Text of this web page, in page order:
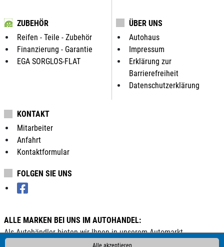
Alle akzeptieren
ZUBEHÖR
Reifen - Teile - Zubehör
Finanzierung - Garantie
EGA SORGLOS-FLAT
ÜBER UNS
Autohaus
Impressum
Erklärung zur
Barrierefreiheit
Datenschutzerklärung
KONTAKT
Mitarbeiter
Anfahrt
Kontaktformular
FOLGEN SIE UNS
ALLE MARKEN BEI UNS IM AUTOHANDEL:
Als Autohändler bieten wir Ihnen in unserem Automarkt
Gebrauchtwagen, Jahreswagen und Neuwagen folgender